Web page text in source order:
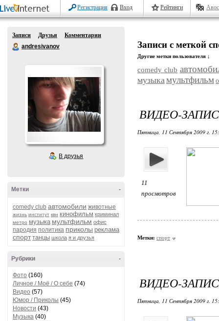
Регистрация Вход Рейтинги
Записи Друзья
Комментарии
andresivanov
В друзья
-
Метки
comedy club автомобили животные
жизнь институт квн кинофильм криминал
метро музыка мультфильм офис
пародия политика приколы реклама
спорт танцы школа я и друзья
-
Рубрики
Фото (160)
Личное / Моё / О себе (74)
Видео (57)
Юмор / Приколы (45)
Новости (43)
Музыка (40)
Записи с меткой
Другие метки пользователя ↓
comedy club
музыкамультфильм
ВИДЕО-
Пятница, 11 Сентября 2009 г.
11
просмотров
Метки: спорт
ВИДЕО-
Пятница, 11 Сентября 2009 г.